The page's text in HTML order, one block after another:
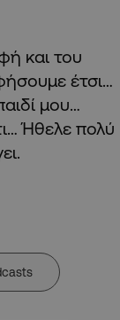
και του
έτσι…
μου…
Ήθελε πολύ